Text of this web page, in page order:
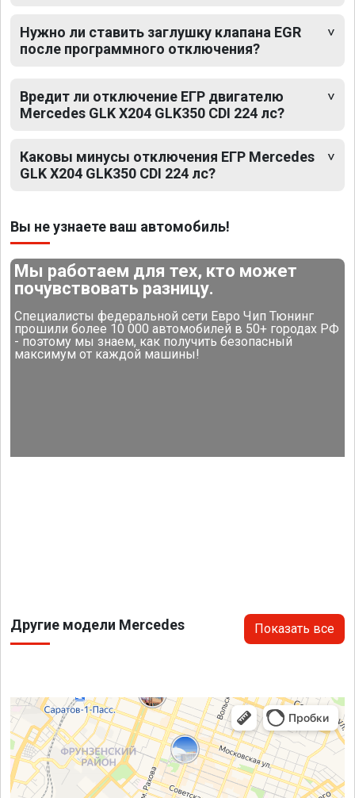
Нужно ли ставить заглушку клапана EGR
после программного отключения?
Вредит ли отключение ЕГР двигателю
Mercedes GLK X204 GLK350 CDI 224 лс?
Каковы минусы отключения ЕГР Mercedes
GLK X204 GLK350 CDI 224 лс?
Вы не узнаете ваш автомобиль!
Мы работаем для тех, кто может
почувствовать разницу.
Специалисты федеральной сети Евро Чип Тюнинг
прошили более 10 000 автомобилей в 50+ городах РФ
- поэтому мы знаем, как получить безопасный
максимум от каждой машины!
Другие модели Mercedes Показать все